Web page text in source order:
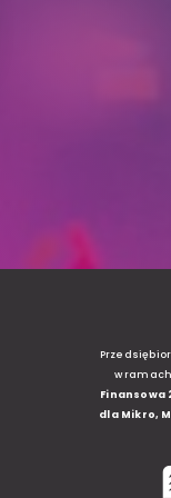
w
Finansowa
dla Mikro,